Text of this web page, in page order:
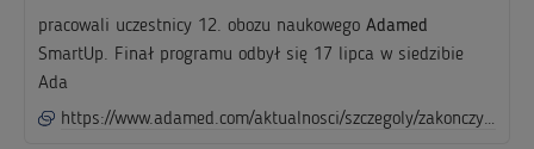
pracowali uczestnicy 12. obozu naukowego Adamed
SmartUp. Finał programu odbył się 17 lipca w siedzibie
Ada
https://www.adamed.com/aktualnosci/szczegoly/zakonczyl_sie_12_oboz_naukowy_adamed_smartup